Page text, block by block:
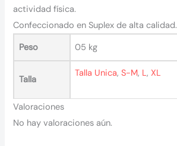
actividad física.
Confeccionado en Suplex de alta calidad.
Peso
05 kg
Talla
Talla Unica, S-M, L, XL
Valoraciones
No hay valoraciones aún.